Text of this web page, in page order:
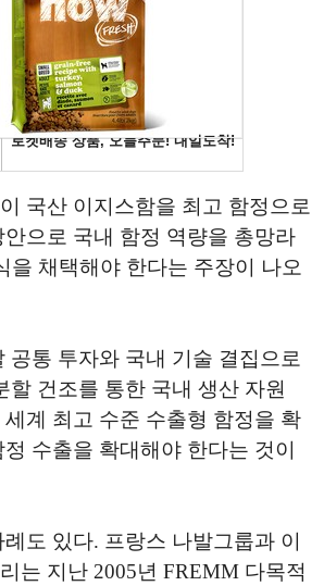
국산 이지스함을 최고 함정으로
으로 국내 함정 역량을 총망라
을 채택해야 한다는 주장이 나오
공통 투자와 국내 기술 결집으로
할 건조를 통한 국내 생산 자원
계 최고 수준 수출형 함정을 확
수출을 확대해야 한다는 것이
도 있다. 프랑스 나발그룹과 이
는 지난 2005년 FREMM 다목적